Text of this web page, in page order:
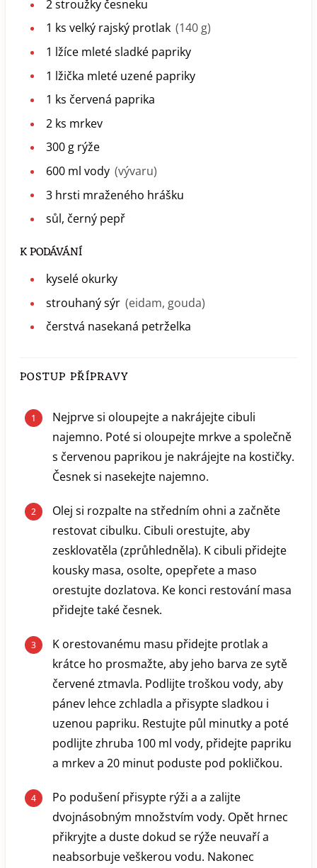
2stroužky česneku
1 ks velký rajský protlak (140 g)
1 lžíce mleté sladké papriky
1 lžička mleté uzené papriky
1 ks červená paprika
2 ks mrkev
300g rýže
600 ml vody (vývaru)
3 hrsti mraženého hrášku
sůl, černý pepř
K PODÁVÁNÍ
kyselé okurky
strouhaný sýr (eidam, gouda)
čerstvá nasekaná petrželka
POSTUP PŘÍPRAVY
Nejprve si oloupejte a nakrájejte cibuli
najemno. Poté si oloupejte mrkve a společně
s červenou paprikou je nakrájejte na kostičky.
Česnek si nasekejte najemno.
Olej si rozpalte na středním ohni a začněte
restovat cibulku. Cibuli orestujte, aby
zesklovatěla (zprůhledněla). K cibuli přidejte
kousky masa, osolte, opepřete a maso
orestujte dozlatova. Ke konci restování masa
přidejte také česnek.
K orestovanému masu přidejte protlak a
krátce ho prosmažte, aby jeho barva ze sytě
červené ztmavla. Podlijte troškou vody, aby
pánev lehce zchladla a přisypte sladkou i
uzenou papriku. Restujte půl minutky a poté
podlijte zhruba 100 ml vody, přidejte papriku
a mrkev a 20 minut poduste pod pokličkou.
Po podušení přisypte rýži a a zalijte
dvojnásobným množstvím vody. Opět hrnec
přikryjte a duste dokud se rýže neuvaří a
neabsorbuje veškerou vodu. Nakonec